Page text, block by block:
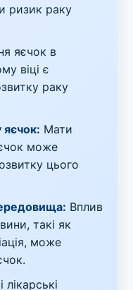
ризик раку
яєчок в
віці є
раку
яєчок: Мати
може
цього
Вплив
такі як
може
лікарські